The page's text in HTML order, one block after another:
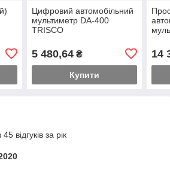
Цифровий автомобільний
мультиметр DA-400
TRISCO
5 480,64₴
Купити
14
відгуків за рік